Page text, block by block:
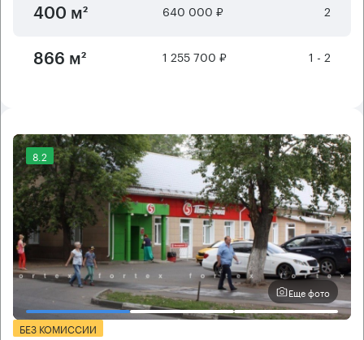
400 м² 640 000 ₽ 2
866 м² 1 255 700 ₽ 1 - 2
8.2
Еще фото
БЕЗ КОМИССИИ